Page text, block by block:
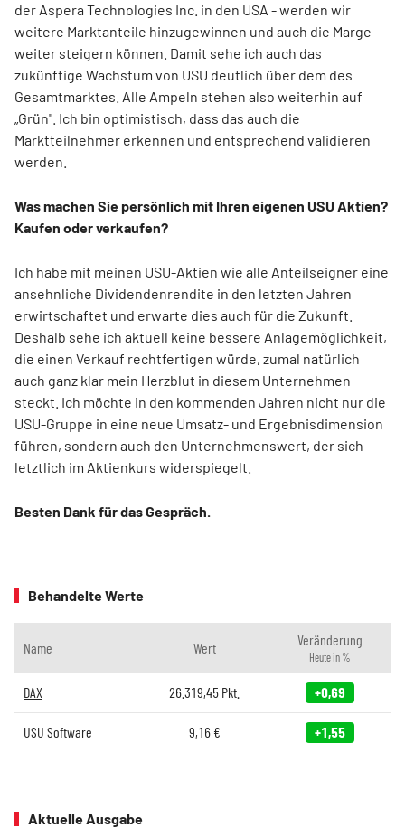
der Aspera Technologies Inc. in den USA - werden wir
weitere Marktanteile hinzugewinnen und auch die Marge
weiter steigern können. Damit sehe ich auch das
zukünftige Wachstum von USU deutlich über dem des
Gesamtmarktes. Alle Ampeln stehen also weiterhin auf
„Grün". Ich bin optimistisch, dass das auch die
Marktteilnehmer erkennen und entsprechend validieren
werden.
Was machen Sie persönlich mit Ihren eigenen USU Aktien?
Kaufen oder verkaufen?
Ich habe mit meinen USU-Aktien wie alle Anteilseigner eine
ansehnliche Dividendenrendite in den letzten Jahren
erwirtschaftet und erwarte dies auch für die Zukunft.
Deshalb sehe ich aktuell keine bessere Anlagemöglichkeit,
die einen Verkauf rechtfertigen würde, zumal natürlich
auch ganz klar mein Herzblut in diesem Unternehmen
steckt. Ich möchte in den kommenden Jahren nicht nur die
USU-Gruppe in eine neue Umsatz- und Ergebnisdimension
führen, sondern auch den Unternehmenswert, der sich
letztlich im Aktienkurs widerspiegelt.
Besten Dank für das Gespräch.
Behandelte Werte
Name Wert Veränderung
Heute in %
DAX 26.319,45 Pkt. +0,69
USU Software 9,16€ +1,55
Aktuelle Ausgabe